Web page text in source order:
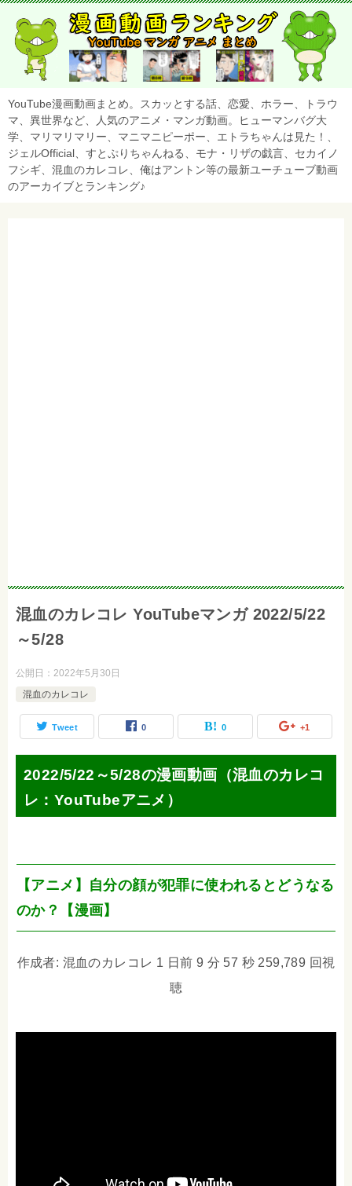
YouTube漫画動画まとめ。スカッとする話、恋愛、ホラー、トラウ
マ、異世界など、人気のアニメ・マンガ動画。ヒューマンバグ大
学、マリマリマリー、マニマニピーポー、エトラちゃんは見た！、
ジェルOfficial、すとぷりちゃんねる、モナ・リザの戯言、セカイノ
フシギ、混血のカレコレ、俺はアントン等の最新ユーチューブ動画
のアーカイブとランキング♪
混血のカレコレ YouTubeマンガ 2022/5/22
～5/28
公開日： 2022年5月30日
混血のカレコレ
Tweet 0 0 +1
2022/5/22～5/28の漫画動画（混血のカレコ
レ：YouTubeアニメ）
【アニメ】自分の顔が犯罪に使われるとどうなる
のか？【漫画】
作成者: 混血のカレコレ 1 日前 9 分 57 秒 259,789 回視
聴